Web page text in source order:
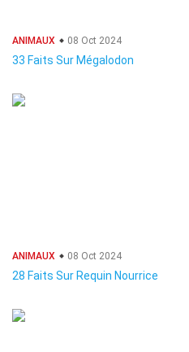
ANIMAUX 08 Oct 2024
33 Faits Sur Mégalodon
ANIMAUX 08 Oct 2024
28 Faits Sur Requin Nourrice